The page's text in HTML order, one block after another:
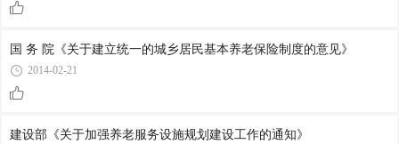
国 务 院《关于建立统一的城乡居民基本养老保险制度的意见》
2014-02-21
建设部《关于加强养老服务设施规划建设工作的通知》